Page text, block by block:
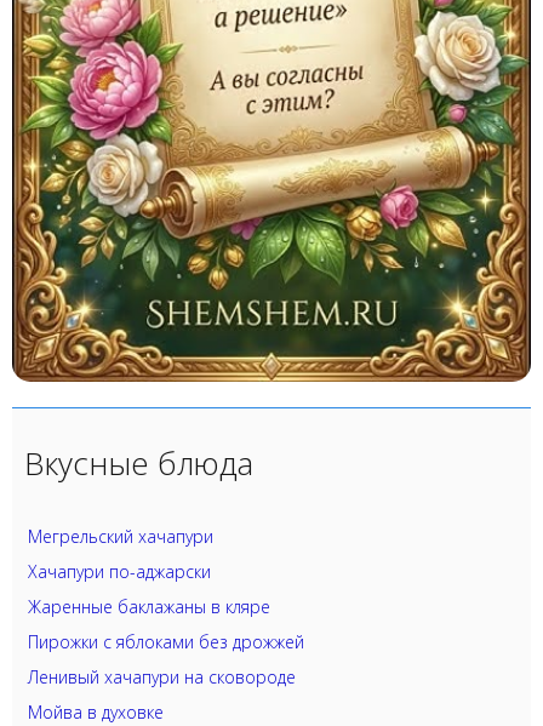
Вкусные блюда
Мегрельский хачапури
Хачапури по-аджарски
Жаренные баклажаны в кляре
Пирожки с яблоками без дрожжей
Ленивый хачапури на сковороде
Мойва в духовке